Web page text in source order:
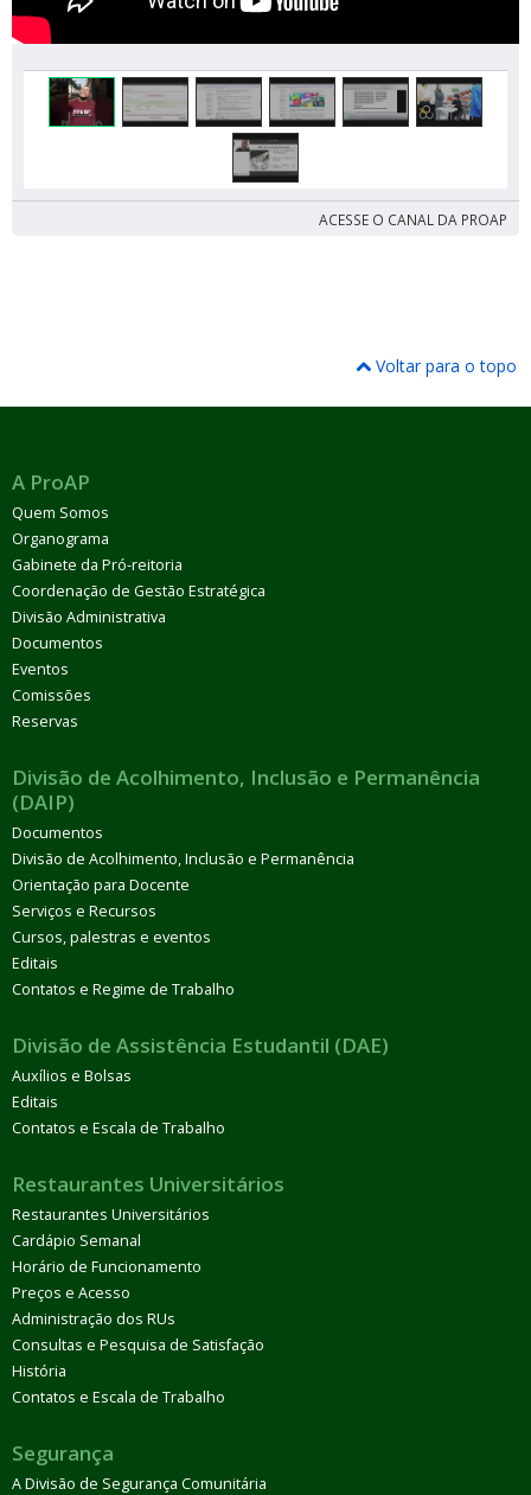
ACESSE O CANAL DA PROAP
Voltar para o topo
A ProAP
Quem Somos
Organograma
Gabinete da Pró-reitoria
Coordenação de Gestão Estratégica
Divisão Administrativa
Documentos
Eventos
Comissões
Reservas
Divisão de Acolhimento, Inclusão e Permanência
(DAIP)
Documentos
Divisão de Acolhimento, Inclusão e Permanência
Orientação para Docente
Serviços e Recursos
Cursos, palestras e eventos
Editais
Contatos e Regime de Trabalho
Divisão de Assistência Estudantil (DAE)
Auxílios e Bolsas
Editais
Contatos e Escala de Trabalho
Restaurantes Universitários
Restaurantes Universitários
Cardápio Semanal
Horário de Funcionamento
Preços e Acesso
Administração dos RUs
Consultas e Pesquisa de Satisfação
História
Contatos e Escala de Trabalho
Segurança
A Divisão de Segurança Comunitária